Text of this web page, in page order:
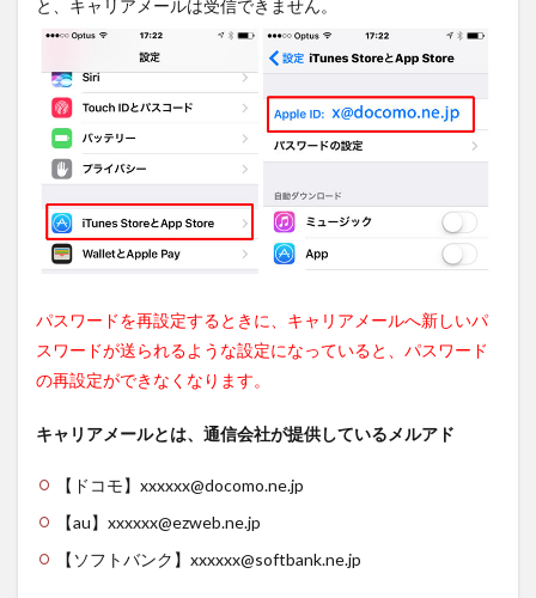
と、キャリアメールは受信できません。
パスワードを再設定するときに、キャリアメールへ新しいパ
スワードが送られるような設定になっていると、パスワード
の再設定ができなくなります。
キャリアメールとは、通信会社が提供しているメルアド
【ドコモ】 xxxxxx@docomo.ne.jp
【au】 xxxxxx@ezweb.ne.jp
【ソフトバンク】 xxxxxx@softbank.ne.jp